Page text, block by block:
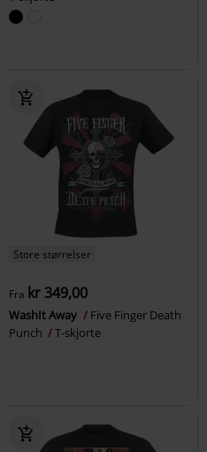
Store størrelser
Fra kr 349,00
WashIt Away
Five Finger Death
Punch
T-skjorte